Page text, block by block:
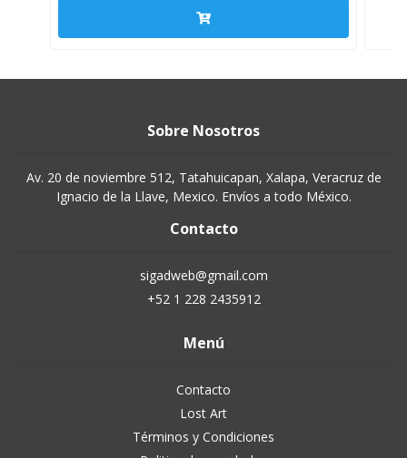
Sobre Nosotros
Av. 20 de noviembre 512, Tatahuicapan, Xalapa, Veracruz de
Ignacio de la Llave, Mexico. Envíos a todo México.
Contacto
sigadweb@gmail.com
+52 1 228 2435912
Menú
Contacto
Lost Art
Términos y Condiciones